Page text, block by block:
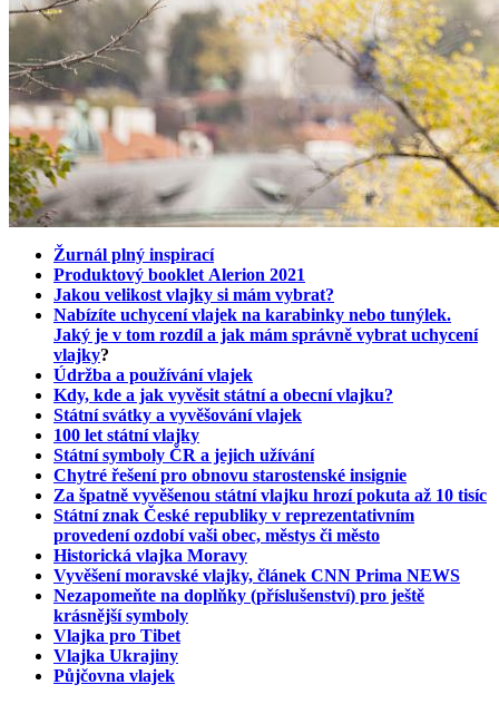
Žurnál plný inspirací
Produktový booklet Alerion 2021
Jakou velikost vlajky si mám vybrat?
Nabízíte uchycení vlajek na karabinky nebo tunýlek.
Jaký je v tom rozdíl a jak mám správně vybrat uchycení
vlajky?
Údržba a používání vlajek
Kdy, kde a jak vyvěsit státní a obecní vlajku?
Státní svátky a vyvěšování vlajek
100 let státní vlajky
Státní symboly ČR a jejich užívání
Chytré řešení pro obnovu starostenské insignie
Za špatně vyvěšenou státní vlajku hrozí pokuta až 10 tisíc
Státní znak České republiky v reprezentativním
provedení ozdobí vaši obec, městys či město
Historická vlajka Moravy
Vyvěšení moravské vlajky, článek CNN Prima NEWS
Nezapomeňte na doplňky (příslušenství) pro ještě
krásnější symboly
Vlajka pro Tibet
Vlajka Ukrajiny
Půjčovna vlajek